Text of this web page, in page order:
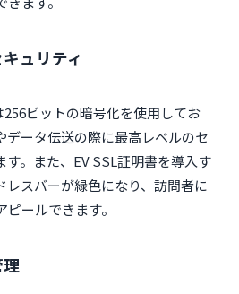
ュリティ
256ビットの暗号化を使用してお
データ伝送の際に最高レベルのセ
す。また、EV SSL証明書を導入す
レスバーが緑色になり、訪問者に
ールできます。